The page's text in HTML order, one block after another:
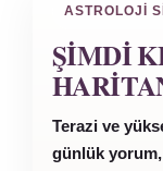
ASTROLOJI
ŞIMDI
Terazi ve
günlük